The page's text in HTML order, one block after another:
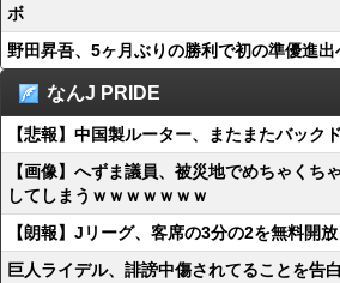
ボ
野田昇吾、5ヶ月ぶりの勝利で初の準優進出
なんJ PRIDE
【悲報】中国製ルーター、またまたバック
【画像】へずま議員、被災地でめちゃくち
してしまうｗｗｗｗｗｗｗ
【朗報】Jリーグ、客席の3分の2を無料開
巨人ライデル、誹謗中傷されてることを告